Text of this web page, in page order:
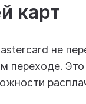
карт
не
переходе.